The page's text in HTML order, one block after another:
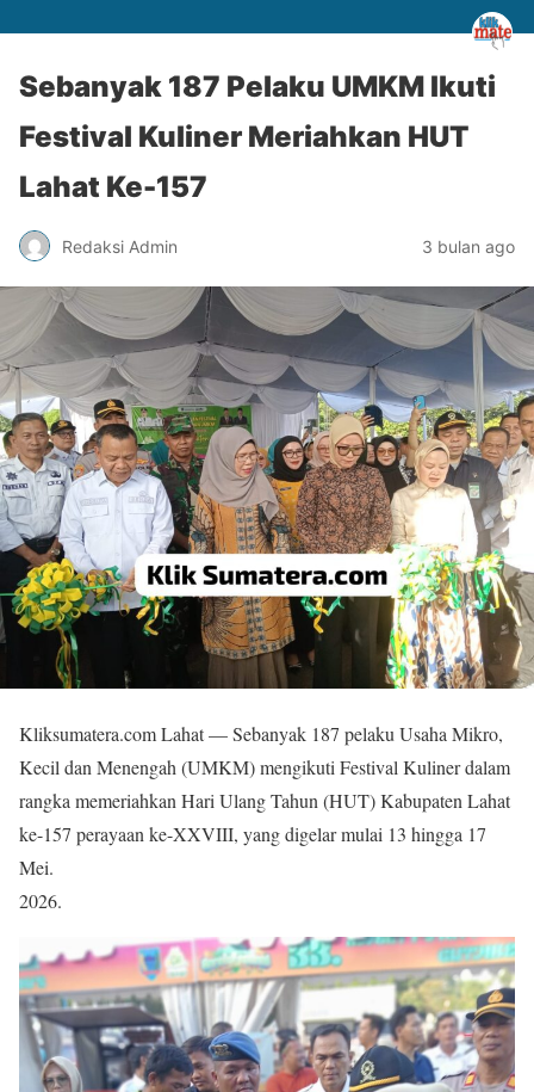
Sebanyak 187 Pelaku UMKM Ikuti
Festival Kuliner Meriahkan HUT
Lahat Ke-157
Redaksi Admin 3 bulan ago
Kliksumatera.com Lahat — Sebanyak 187 pelaku Usaha Mikro,
Kecil dan Menengah (UMKM) mengikuti Festival Kuliner dalam
rangka memeriahkan Hari Ulang Tahun (HUT) Kabupaten Lahat
ke-157 perayaan ke-XXVIII, yang digelar mulai 13 hingga 17
Mei.
2026.